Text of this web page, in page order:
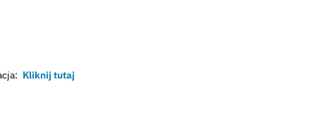
Kliknij tutaj